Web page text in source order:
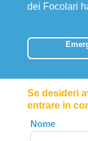
dei Focolari
Se desideri
entrare in
Leave
this
Nome